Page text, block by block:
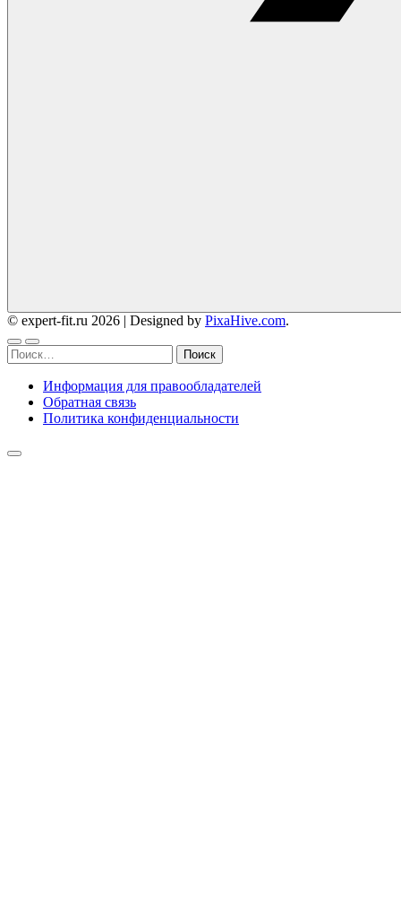
© expert-fit.ru 2026 | Designed by PixaHive.com.
Найти:
Информация для правообладателей
Обратная связь
Политика конфиденциальности